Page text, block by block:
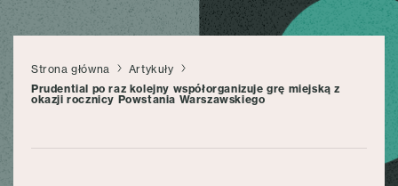
Strona główna
Artykuły
Prudential po raz kolejny współorganizuje grę miejską z
okazji rocznicy Powstania Warszawskiego